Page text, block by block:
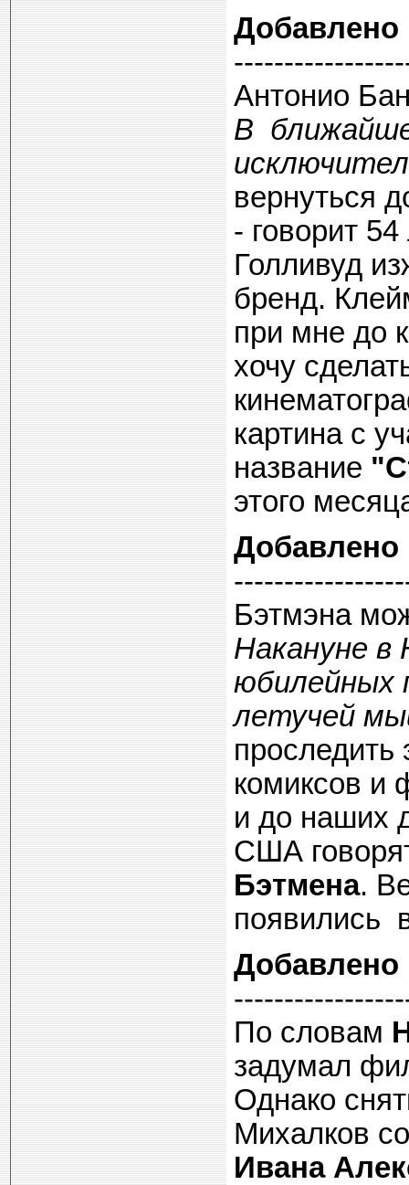
Добавлено
Антонио
В
вернуться
- говорит
Голливуд
бренд.
при мне до
хочу
картина с
название
этого
Добавлено
Бэтмэна
Накануне в
юбилейных
летучей
проследить
комиксов и
и до наших
США
Бэтмена.
появились
Добавлено
По словам
задумал
Однако
Михалков
Ивана